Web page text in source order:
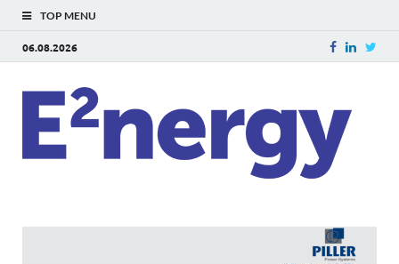
TOP MENU
06.08.2026